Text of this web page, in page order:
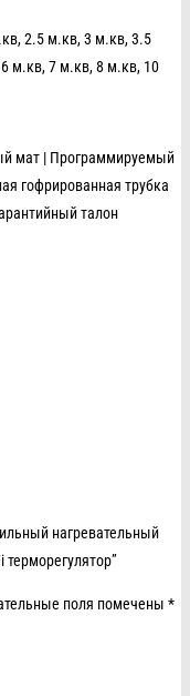
2.5 м.кв, 3 м.кв, 3.5
м.кв, 7 м.кв, 8 м.кв, 10
мат | Программируемый
гофрированная трубка
талон
нагревательный
поля помечены *